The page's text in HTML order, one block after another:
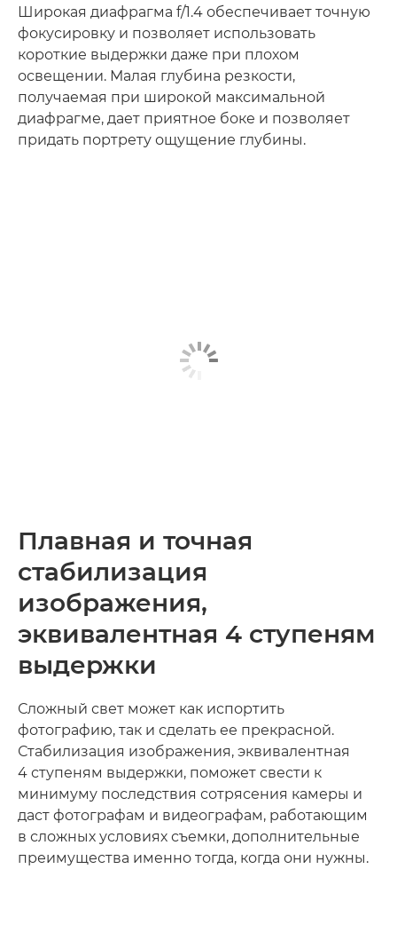
Широкая диафрагма f/1.4 обеспечивает точную
фокусировку и позволяет использовать
короткие выдержки даже при плохом
освещении. Малая глубина резкости,
получаемая при широкой максимальной
диафрагме, дает приятное боке и позволяет
придать портрету ощущение глубины.
Плавная и точная
стабилизация
изображения,
эквивалентная 4 ступеням
выдержки
Сложный свет может как испортить
фотографию, так и сделать ее прекрасной.
Стабилизация изображения, эквивалентная
4 ступеням выдержки, поможет свести к
минимуму последствия сотрясения камеры и
даст фотографам и видеографам, работающим
в сложных условиях съемки, дополнительные
преимущества именно тогда, когда они нужны.